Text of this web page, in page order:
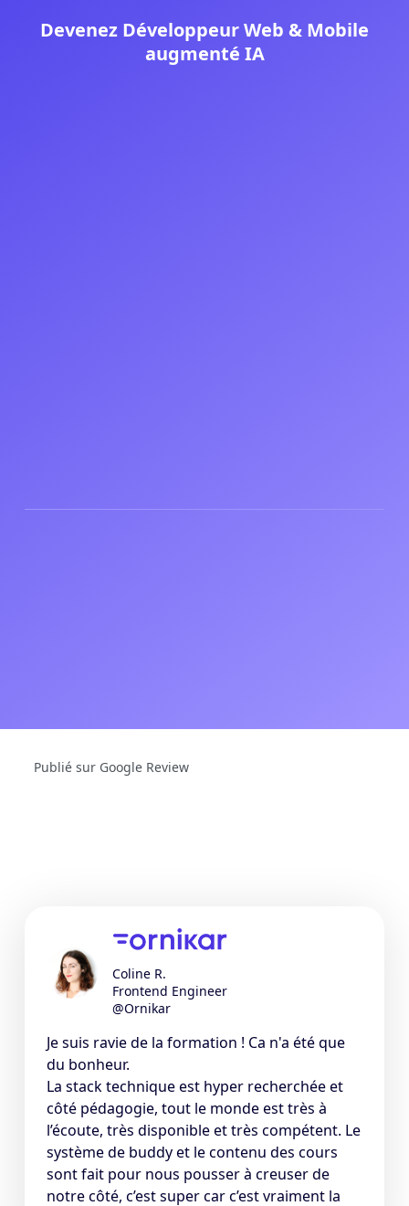
Devenez Développeur Web & Mobile
augmenté IA
Publié sur Google Review
Coline R.
Frontend Engineer
@Ornikar
Je suis ravie de la formation ! Ca n'a été que
du bonheur.
La stack technique est hyper recherchée et
côté pédagogie, tout le monde est très à
l’écoute, très disponible et très compétent. Le
système de buddy et le contenu des cours
sont fait pour nous pousser à creuser de
notre côté, c’est super car c’est vraiment la